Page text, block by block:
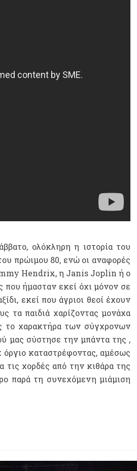
ολόκληρη η ιστορία του
πρώιμου 80, ενώ οι αναφορές
Hendrix,η Janis Joplin ή ο
που ήμασταν εκεί όχι μόνον σε
εκεί που άγριοι θεοί έχουν
τα παιδιά χαρίζοντας μονάχα
το χαρακτήρα των σύγχρονων
μας σύστησε την μπάντα της ,
καταστρέφοντας, αμέσως
τις χορδές από την κιθάρα της
παρά τη συνεχόμενη μιάμιση